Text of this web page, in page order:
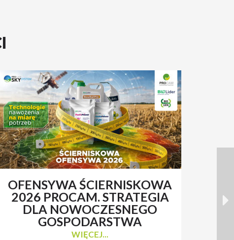
OFENSYWA ŚCIERNISKOWA
2026 PROCAM. STRATEGIA
DLA NOWOCZESNEGO
GOSPODARSTWA
WIĘCEJ...
Z